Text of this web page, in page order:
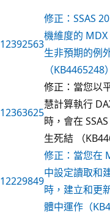
12392563
修正：SSAS
機維度的
生非預期的例
（KB4465248）
12363625
修正：當您以
慧計算執行
時，會在
生死結 （
12229849
修正：當您在
中設定讀取和
時，建立和更
體中運作（